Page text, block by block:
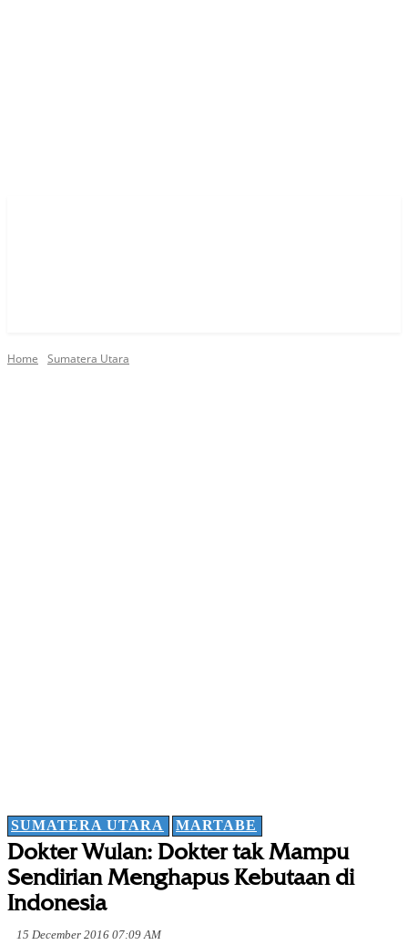
Home Sumatera Utara
SUMATERA UTARA MARTABE
Dokter Wulan: Dokter tak Mampu
Sendirian Menghapus Kebutaan di
Indonesia
15 December 2016 07:09 AM